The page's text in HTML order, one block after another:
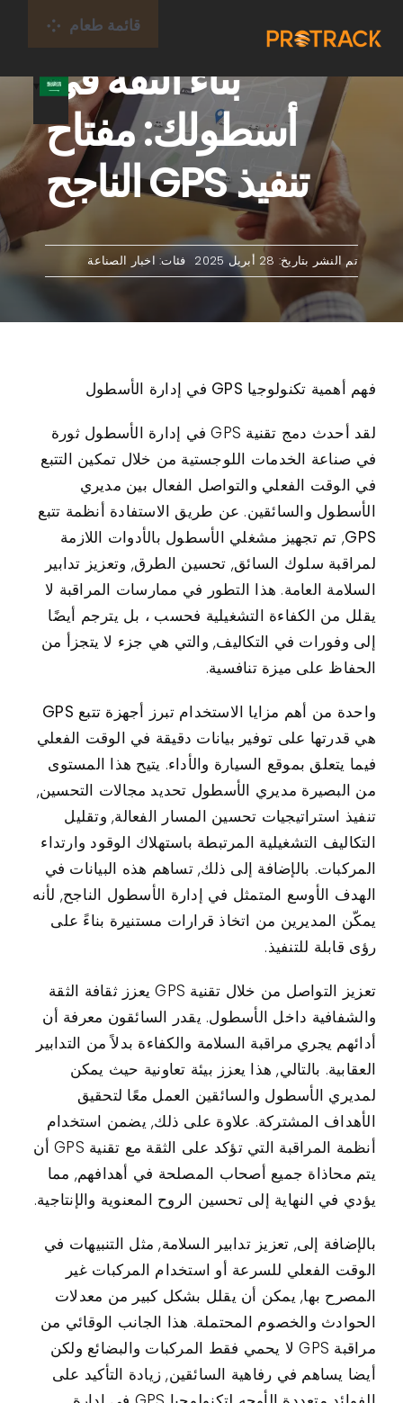
قائمة طعام
بيت
جهاز تعقب GPS
منصة جي بي اس
بطاقة إنترنت الأشياء
التغطية
اتصال
حالات الاستخدام
بناء الثقة في
أسطولك: مفتاح
تنفيذ GPS الناجح
تم النشر بتاريخ: 28 أبريل 2025 فئات: اخبار الصناعة
فهم أهمية تكنولوجيا GPS في إدارة الأسطول
لقد أحدث دمج تقنية GPS في إدارة الأسطول ثورة
في صناعة الخدمات اللوجستية من خلال تمكين التتبع
في الوقت الفعلي والتواصل الفعال بين مديري
الأسطول والسائقين. عن طريق الاستفادة أنظمة تتبع
GPS, تم تجهيز مشغلي الأسطول بالأدوات اللازمة
لمراقبة سلوك السائق, تحسين الطرق, وتعزيز تدابير
السلامة العامة. هذا التطور في ممارسات المراقبة لا
يقلل من الكفاءة التشغيلية فحسب ، بل يترجم أيضًا
إلى وفورات في التكاليف, والتي هي جزء لا يتجزأ من
الحفاظ على ميزة تنافسية.
واحدة من أهم مزايا الاستخدامتبرز أجهزة تتبع GPS
هي قدرتها على توفير بيانات دقيقة في الوقت الفعلي
فيما يتعلق بموقع السيارة والأداء. يتيح هذا المستوى
من البصيرة مديري الأسطول تحديد مجالات التحسين,
تنفيذ استراتيجيات تحسين المسار الفعالة, وتقليل
التكاليف التشغيلية المرتبطة باستهلاك الوقود وارتداء
المركبات. بالإضافة إلى ذلك, تساهم هذه البيانات في
الهدف الأوسع المتمثل في إدارة الأسطول الناجح, لأنه
يمكّن المديرين من اتخاذ قرارات مستنيرة بناءً على
رؤى قابلة للتنفيذ.
تعزيز التواصل من خلال تقنية GPS يعزز ثقافة الثقة
والشفافية داخل الأسطول. يقدر السائقون معرفة أن
أدائهم يجري مراقبة السلامة والكفاءة بدلاً من التدابير
العقابية. بالتالي, هذا يعزز بيئة تعاونية حيث يمكن
لمديري الأسطول والسائقين العمل معًا لتحقيق
الأهداف المشتركة. علاوة على ذلك, يضمن استخدام
أنظمة المراقبة التي تؤكد على الثقة مع تقنية GPS أن
يتم محاذاة جميع أصحاب المصلحة في أهدافهم, مما
يؤدي في النهاية إلى تحسين الروح المعنوية والإنتاجية.
بالإضافة إلى, تعزيز تدابير السلامة, مثل التنبيهات في
الوقت الفعلي للسرعة أو استخدام المركبات غير
المصرح بها, يمكن أن يقلل بشكل كبير من معدلات
الحوادث والخصوم المحتملة. هذا الجانب الوقائي من
مراقبة GPS لا يحمي فقط المركبات والبضائع ولكن
أيضا يساهم في رفاهية السائقين, زيادة التأكيد على